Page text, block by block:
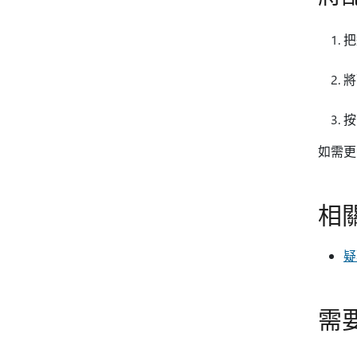
如需
相
需